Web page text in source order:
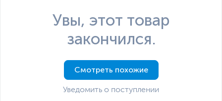
Увы, этот товар
закончился.
Смотреть похожие
Уведомить о поступлении